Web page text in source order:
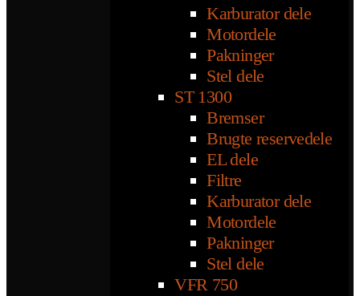
Karburator dele
Motordele
Pakninger
Stel dele
ST 1300
Bremser
Brugte reservedele
EL dele
Filtre
Karburator dele
Motordele
Pakninger
Stel dele
VFR 750